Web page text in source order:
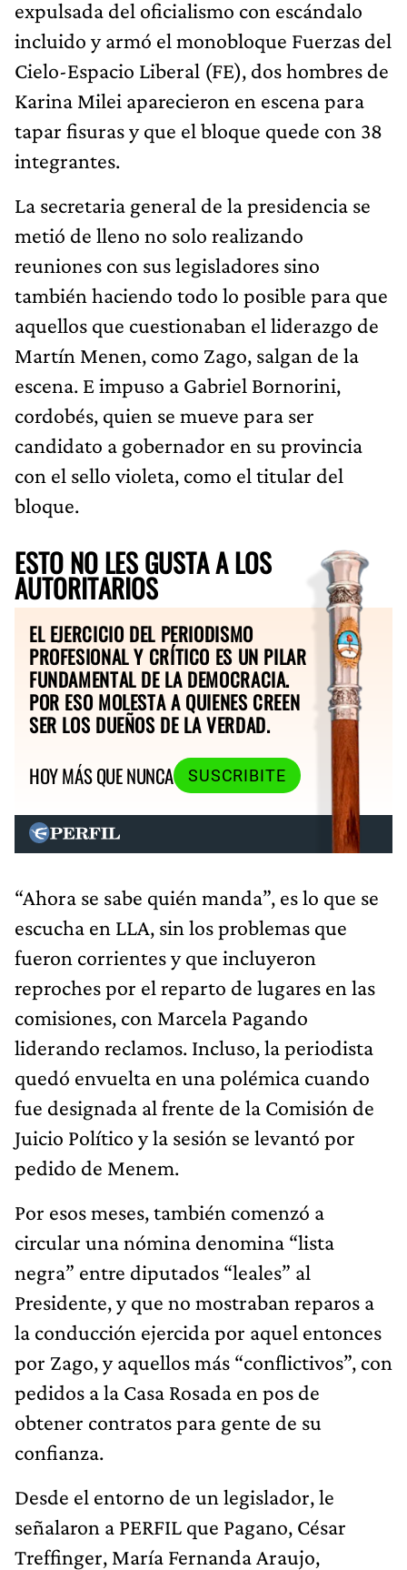
expulsada del oficialismo con escándalo
incluido y armó el monobloque Fuerzas del
Cielo-Espacio Liberal (FE), dos hombres de
Karina Milei aparecieron en escena para
tapar fisuras y que el bloque quede con 38
integrantes.
La secretaria general de la presidencia se
metió de lleno no solo realizando
reuniones con sus legisladores sino
también haciendo todo lo posible para que
aquellos que cuestionaban el liderazgo de
Martín Menen, como Zago, salgan de la
escena. E impuso a Gabriel Bornorini,
cordobés, quien se mueve para ser
candidato a gobernador en su provincia
con el sello violeta, como el titular del
bloque.
ESTO NO LES GUSTA A LOS
AUTORITARIOS
EL EJERCICIO DEL PERIODISMO
PROFESIONAL Y CRÍTICO ES UN PILAR
FUNDAMENTAL DE LA DEMOCRACIA.
POR ESO MOLESTA A QUIENES CREEN
SER LOS DUEÑOS DE LA VERDAD.
HOY MÁS QUE NUNCA
SUSCRIBITE
“Ahora se sabe quién manda”, es lo que se
escucha en LLA, sin los problemas que
fueron corrientes y que incluyeron
reproches por el reparto de lugares en las
comisiones, con Marcela Pagando
liderando reclamos. Incluso, la periodista
quedó envuelta en una polémica cuando
fue designada al frente de la Comisión de
Juicio Político y la sesión se levantó por
pedido de Menem.
Por esos meses, también comenzó a
circular una nómina denomina “lista
negra” entre diputados “leales” al
Presidente, y que no mostraban reparos a
la conducción ejercida por aquel entonces
por Zago, y aquellos más “conflictivos”, con
pedidos a la Casa Rosada en pos de
obtener contratos para gente de su
confianza.
Desde el entorno de un legislador, le
señalaron a PERFIL que Pagano, César
Treffinger, María Fernanda Araujo,